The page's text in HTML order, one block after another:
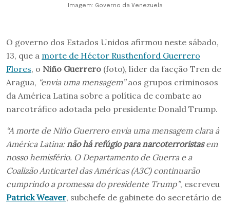
Imagem: Governo da Venezuela
O governo dos Estados Unidos afirmou neste sábado,
13, que a morte de Héctor Rusthenford Guerrero
Flores, o Niño Guerrero (foto), líder da facção Tren de
Aragua, “envia uma mensagem”aos grupos criminosos
da América Latina sobre a política de combate ao
narcotráfico adotada pelo presidente Donald Trump.
“A morte de Niño Guerrero envia uma mensagem clara à
América Latina:não há refúgio para narcoterroristasem
nosso hemisfério. O Departamento de Guerra e a
Coalizão Anticartel das Américas (A3C) continuarão
cumprindo a promessa do presidente Trump”, escreveu
Patrick Weaver, subchefe de gabinete do secretário de